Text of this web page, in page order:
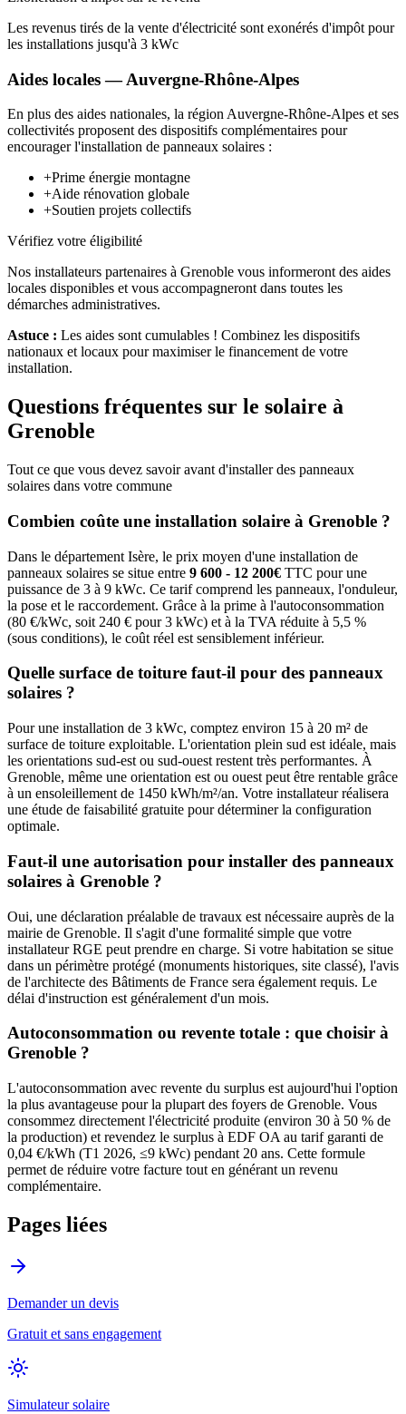
Les revenus tirés de la vente d'électricité sont exonérés d'impôt pour
les installations jusqu'à 3 kWc
Aides locales —Auvergne-Rhône-Alpes
En plus des aides nationales, la régionAuvergne-Rhône-Alpes et ses
collectivités proposent des dispositifs complémentaires pour
encourager l'installation de panneaux solaires :
+Prime énergie montagne
+Aide rénovation globale
+Soutien projets collectifs
Vérifiez votre éligibilité
Nos installateurs partenaires à Grenoble vous informeront des aides
locales disponibles et vous accompagneront dans toutes les
démarches administratives.
Astuce : Les aides sont cumulables ! Combinez les dispositifs
nationaux et locaux pour maximiser le financement de votre
installation.
Questions fréquentes sur le solaire à
Grenoble
Tout ce que vous devez savoir avant d'installer des panneaux
solaires dans votre commune
Combien coûte une installation solaire à Grenoble ?
Dans le département Isère, le prix moyen d'une installation de
panneaux solaires se situe entre 9 600 - 12 200€ TTC pour une
puissance de 3 à 9 kWc. Ce tarif comprend les panneaux, l'onduleur,
la pose et le raccordement. Grâce à la prime à l'autoconsommation
(80 €/kWc, soit 240 € pour 3 kWc) et à la TVA réduite à 5,5 %
(sous conditions), le coût réel est sensiblement inférieur.
Quelle surface de toiture faut-il pour des panneaux
solaires ?
Pour une installation de 3 kWc, comptez environ 15 à 20 m² de
surface de toiture exploitable. L'orientation plein sud est idéale, mais
les orientations sud-est ou sud-ouest restent très performantes. À
Grenoble, même une orientation est ou ouest peut être rentable grâce
à un ensoleillement de 1450 kWh/m²/an. Votre installateur réalisera
une étude de faisabilité gratuite pour déterminer la configuration
optimale.
Faut-il une autorisation pour installer des panneaux
solaires à Grenoble ?
Oui, une déclaration préalable de travaux est nécessaire auprès de la
mairie de Grenoble. Il s'agit d'une formalité simple que votre
installateur RGE peut prendre en charge. Si votre habitation se situe
dans un périmètre protégé (monuments historiques, site classé), l'avis
de l'architecte des Bâtiments de France sera également requis. Le
délai d'instruction est généralement d'un mois.
Autoconsommation ou revente totale : que choisir à
Grenoble ?
L'autoconsommation avec revente du surplus est aujourd'hui l'option
la plus avantageuse pour la plupart des foyers de Grenoble. Vous
consommez directement l'électricité produite (environ 30 à 50 % de
la production) et revendez le surplus à EDF OA au tarif garanti de
0,04 €/kWh (T1 2026, ≤9 kWc) pendant 20 ans. Cette formule
permet de réduire votre facture tout en générant un revenu
complémentaire.
Pages liées
Demander un devis
Gratuit et sans engagement
Simulateur solaire